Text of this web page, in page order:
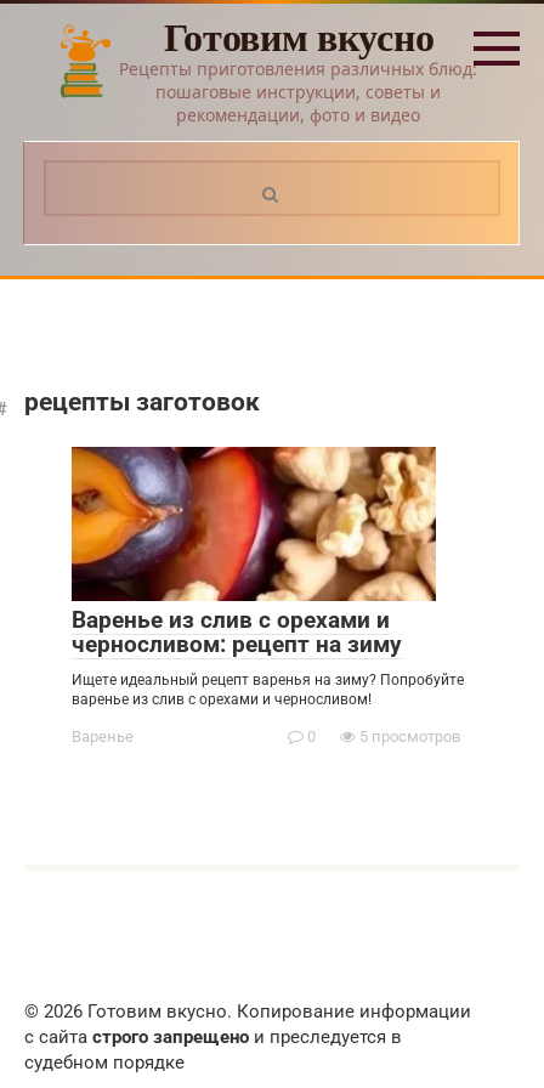
Перейти
контенту
Готовим вкусно
Рецепты приготовления различных блюд:
пошаговые инструкции, советы и
рекомендации, фото и видео
рецепты заготовок
Варенье из слив с орехами и
черносливом: рецепт на зиму
Ищете идеальный рецепт варенья на зиму? Попробуйте
варенье из слив с орехами и черносливом!
Варенье 0 5 просмотров
© 2026 Готовим вкусно. Копирование информации
с сайта строго запрещено и преследуется в
судебном порядке